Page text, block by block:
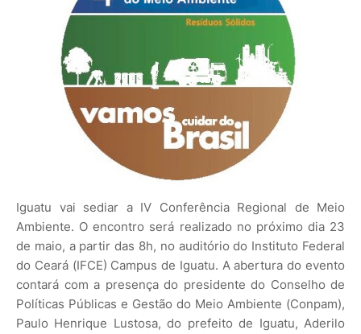
Iguatu vai sediar a IV Conferência Regional de Meio
Ambiente. O encontro será realizado no próximo dia 23
de maio, a partir das 8h, no auditório do Instituto Federal
do Ceará (IFCE) Campus de Iguatu. A abertura do evento
contará com a presença do presidente do Conselho de
Políticas Públicas e Gestão do Meio Ambiente (Conpam),
Paulo Henrique Lustosa, do prefeito de Iguatu, Aderilo